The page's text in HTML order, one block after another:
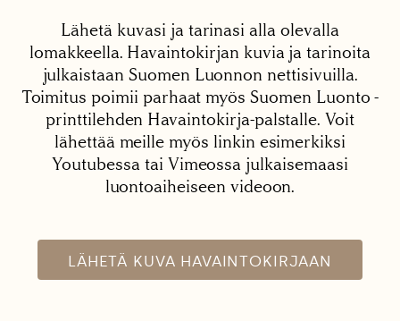
Lähetä kuvasi ja tarinasi alla olevalla
lomakkeella. Havaintokirjan kuvia ja tarinoita
julkaistaan Suomen Luonnon nettisivuilla.
Toimitus poimii parhaat myös Suomen Luonto -
printtilehden Havaintokirja-palstalle. Voit
lähettää meille myös linkin esimerkiksi
Youtubessa tai Vimeossa julkaisemaasi
luontoaiheiseen videoon.
LÄHETÄ KUVA HAVAINTOKIRJAAN